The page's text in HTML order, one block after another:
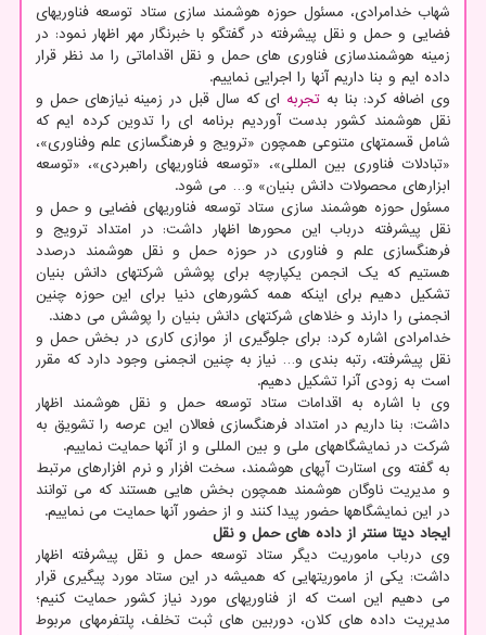
شهاب خدامرادی، مسئول حوزه هوشمند سازی ستاد توسعه فناوریهای
فضایی و حمل و نقل پیشرفته در گفتگو با خبرنگار مهر اظهار نمود: در
زمینه هوشمندسازی فناوری های حمل و نقل اقداماتی را مد نظر قرار
داده ایم و بنا داریم آنها را اجرایی نماییم.
وی اضافه کرد: بنا به تجربه ای که سال قبل در زمینه نیازهای حمل و
نقل هوشمند کشور بدست آوردیم برنامه ای را تدوین کرده ایم که
شامل قسمتهای متنوعی همچون «ترویج و فرهنگسازی علم وفناوری»،
«تبادلات فناوری بین المللی»، «توسعه فناوریهای راهبردی»، «توسعه
ابزارهای محصولات دانش بنیان» و… می شود.
مسئول حوزه هوشمند سازی ستاد توسعه فناوریهای فضایی و حمل و
نقل پیشرفته درباب این محورها اظهار داشت: در امتداد ترویج و
فرهنگسازی علم و فناوری در حوزه حمل و نقل هوشمند درصدد
هستیم که یک انجمن یکپارچه برای پوشش شرکتهای دانش بنیان
تشکیل دهیم برای اینکه همه کشورهای دنیا برای این حوزه چنین
انجمنی را دارند و خلاهای شرکتهای دانش بنیان را پوشش می دهند.
خدامرادی اشاره کرد: برای جلوگیری از موازی کاری در بخش حمل و
نقل پیشرفته، رتبه بندی و… نیاز به چنین انجمنی وجود دارد که مقرر
است به زودی آنرا تشکیل دهیم.
وی با اشاره به اقدامات ستاد توسعه حمل و نقل هوشمند اظهار
داشت: بنا داریم در امتداد فرهنگسازی فعالان این عرصه را تشویق به
شرکت در نمایشگاههای ملی و بین المللی و از آنها حمایت نماییم.
به گفته وی استارت آپهای هوشمند، سخت افزار و نرم افزارهای مرتبط
و مدیریت ناوگان هوشمند همچون بخش هایی هستند که می توانند
در این نمایشگاهها حضور پیدا کنند و از حضور آنها حمایت می نماییم.
ایجاد دیتا سنتر از داده های حمل و نقل
وی درباب ماموریت دیگر ستاد توسعه حمل و نقل پیشرفته اظهار
داشت: یکی از ماموریتهایی که همیشه در این ستاد مورد پیگیری قرار
می دهیم این است که از فناوریهای مورد نیاز کشور حمایت کنیم؛
مدیریت داده های کلان، دوربین های ثبت تخلف، پلتفرمهای مربوط